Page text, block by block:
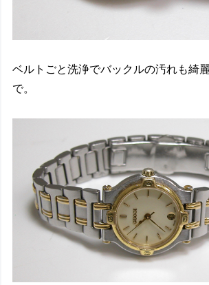
ベルトごと洗浄でバックルの汚れも綺
で。